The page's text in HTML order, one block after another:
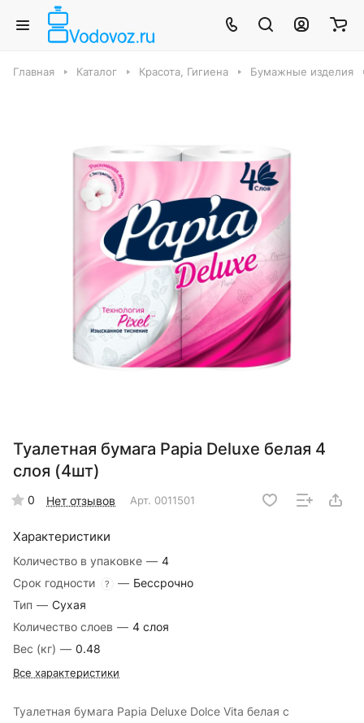
Главная Каталог Красота, Гигиена Бумажные изделия
Туалетная бумага Papia Deluxe белая 4
слоя (4шт)
0 Нет отзывов Арт. 0011501
Характеристики
Количество в упаковке — 4
Срок годности
? — Бессрочно
Тип — Сухая
Количество слоев — 4 слоя
Вес (кг) — 0.48
Все характеристики
Туалетная бумага Papia Deluxe Dolce Vita белая с